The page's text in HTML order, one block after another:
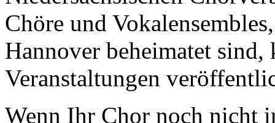
Chöre und
Hannover beheimatet sind,
Veranstaltungen
Wenn Ihr Chor noch nicht